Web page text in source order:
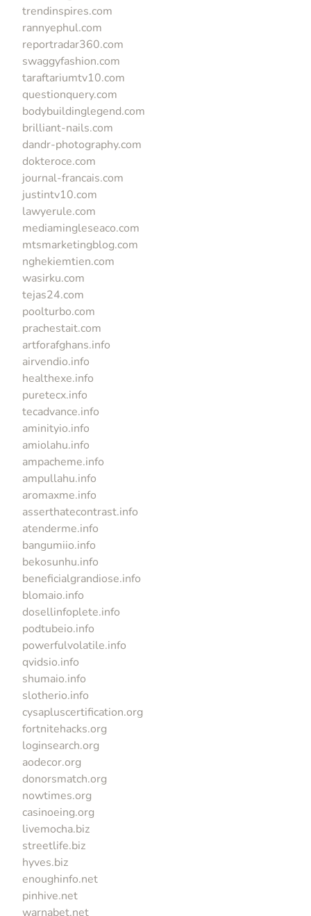
trendinspires.com
rannyephul.com
reportradar360.com
swaggyfashion.com
taraftariumtv10.com
questionquery.com
bodybuildinglegend.com
brilliant-nails.com
dandr-photography.com
dokteroce.com
journal-francais.com
justintv10.com
lawyerule.com
mediamingleseaco.com
mtsmarketingblog.com
nghekiemtien.com
wasirku.com
tejas24.com
poolturbo.com
prachestait.com
artforafghans.info
airvendio.info
healthexe.info
puretecx.info
tecadvance.info
aminityio.info
amiolahu.info
ampacheme.info
ampullahu.info
aromaxme.info
asserthatecontrast.info
atenderme.info
bangumiio.info
bekosunhu.info
beneficialgrandiose.info
blomaio.info
dosellinfoplete.info
podtubeio.info
powerfulvolatile.info
qvidsio.info
shumaio.info
slotherio.info
cysapluscertification.org
fortnitehacks.org
loginsearch.org
aodecor.org
donorsmatch.org
nowtimes.org
casinoeing.org
livemocha.biz
streetlife.biz
hyves.biz
enoughinfo.net
pinhive.net
warnabet.net